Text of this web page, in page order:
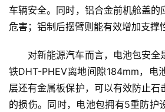
新
商
专
题
车辆安全。同时，铝合金前机舱盖的
危害；铝制后摆臂则能有效增加支撑
对新能源汽车而言，电池包安全
铁DHT-PHEV离地间隙184mm，电
层还有金属板保护，可以有效防止石
的损伤。同时，电池包拥有5重防护